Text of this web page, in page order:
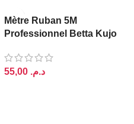
Mètre Ruban 5M
Professionnel Betta Kujo
د.م.